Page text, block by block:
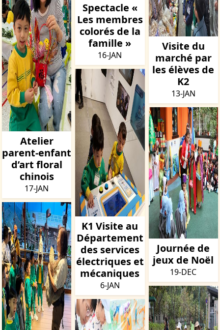
Atelier
parent-enfant
d’art floral
chinois
17-JAN
Spectacle «
Les membres
colorés de la
famille »
16-JAN
K1 Visite au
Département
des services
électriques et
mécaniques
6-JAN
Visite du
marché par
les élèves de
K2
13-JAN
Journée de
jeux de Noël
19-DEC